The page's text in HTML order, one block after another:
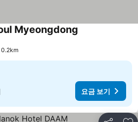
Myeongdong
0.2km
요금 보기